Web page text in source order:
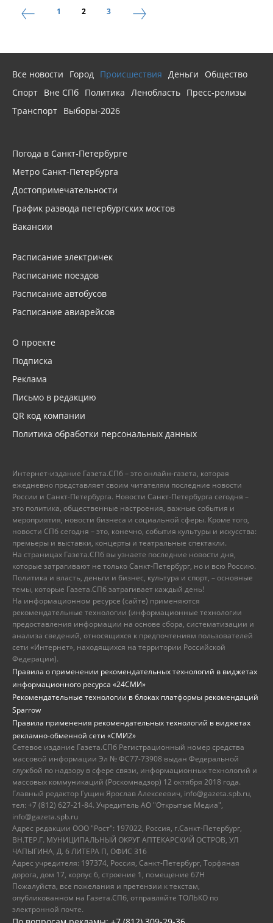
1 2 3
Все новости Город Происшествия Деньги
Общество
Спорт Вне СПб Политика Ленобласть Пресс-релизы
Транспорт Выборы-2026
Погода в Санкт-Петербурге
Метро Санкт-Петербурга
Достопримечательности
График развода петербургских мостов
Вакансии
Расписание электричек
Расписание поездов
Расписание автобусов
Расписание авиарейсов
О проекте
Подписка
Реклама
Письмо в редакцию
QR код компании
Политика обработки персональных данных
Интернет-издание Газета.СПб – это онлайн-газета, которая
ежедневно представляет своим читателям последние новости
России и Санкт-Петербурга. Новости Санкт-Петербурга сегодня –
это политика, общественные настроения, важные события и
мероприятия, новости бизнеса и социальной сферы. Кроме того,
новости СПб сегодня – это, конечно, события культуры и искусства:
премьеры и выставки, концерты и театральные спектакли.
На страницах Газета.СПб вы узнаете последние новости дня,
которые затрагивают не только Санкт-Петербург, но и всю Россию.
Политика и власть, деньги и бизнес, культура и спорт, – основные
темы, которые Газета.СПб затрагивает каждый день!
На информационном ресурсе (сайте) применяются
рекомендательные технологии (информационные технологии
предоставления информации на основе сбора, систематизации и
анализа сведений, относящихся к предпочтениям пользователей
сети «Интернет», находящихся на территории Российской
Федерации).
Правила о применении рекомендательных технологий в виджетах
информационного ресурса «24СМИ»
Рекомендательные технологии в блоках платформы рекомендаций
Sparrow
Правила применения рекомендательных технологий в виджетах
рекламно-обменной сети «СМИ2»
Сетевое издание Газета.СПб Регистрационный номер средства
массовой информации Эл № ФС77-73908 выдан Федеральной
службой по надзору в сфере связи, информационных технологий и
массовых коммуникаций (Роскомнадзор) 12 октября 2018 года.
Главный редактор Гущин Ярослав Алексеевич, info@gazeta.spb.ru,
тел: +7 (812) 627-21-84. Учредитель АО "Открытые Медиа",
info@gazeta.spb.ru
Адрес редакции ООО "Рост": 197022, Россия, г.Санкт-Петербург,
ВН.ТЕР.Г. МУНИЦИПАЛЬНЫЙ ОКРУГ АПТЕКАРСКИЙ ОСТРОВ, УЛ
ЧАПЫГИНА, Д. 6 ЛИТЕРА П, ОФИС 316
Адрес учредителя: 197374, Россия, Санкт-Петербург, Торфяная
дорога, дом 17, корпус 6, строение 1, помещение 67Н
Пожалуйста, все пожелания и претензии к текстам,
опубликованном на Газета.СПб, отправляйте ТОЛЬКО по
электронной почте.